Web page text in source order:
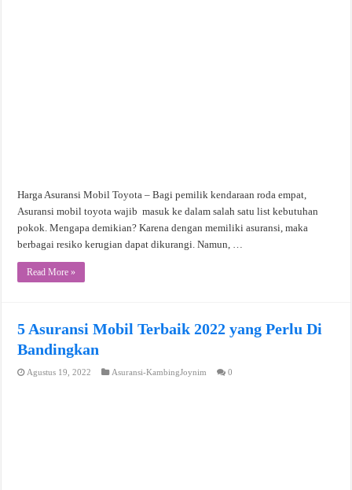
Harga Asuransi Mobil Toyota – Bagi pemilik kendaraan roda empat,
Asuransi mobil toyota wajib masuk ke dalam salah satu list kebutuhan
pokok. Mengapa demikian? Karena dengan memiliki asuransi, maka
berbagai resiko kerugian dapat dikurangi. Namun, …
Read More »
5 Asuransi Mobil Terbaik 2022 yang Perlu Di
Bandingkan
Agustus 19, 2022 Asuransi-KambingJoynim 0